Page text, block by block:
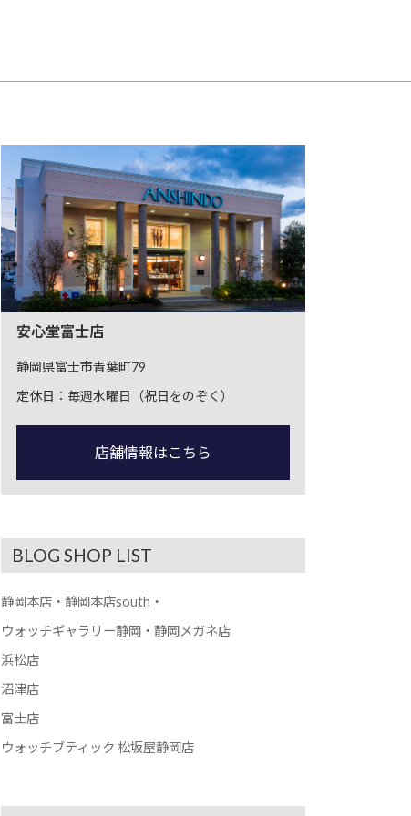
安心堂富士店
静岡県富士市青葉町79
定休日：毎週水曜日（祝日をのぞく）
店舗情報はこちら
BLOG SHOP LIST
静岡本店・静岡本店south・
ウォッチギャラリー静岡・静岡メガネ店
浜松店
沼津店
富士店
ウォッチブティック 松坂屋静岡店